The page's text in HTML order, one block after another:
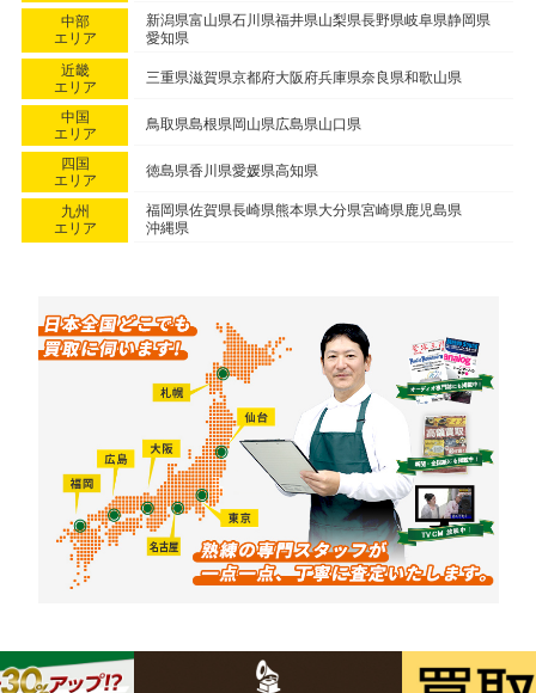
中部
エリア
新潟県富山県石川県福井県山梨県長野県岐阜県静岡県
愛知県
近畿
エリア
三重県滋賀県京都府大阪府兵庫県奈良県和歌山県
中国
エリア
鳥取県島根県岡山県広島県山口県
四国
エリア
徳島県香川県愛媛県高知県
九州
エリア
福岡県佐賀県長崎県熊本県大分県宮崎県鹿児島県
沖縄県